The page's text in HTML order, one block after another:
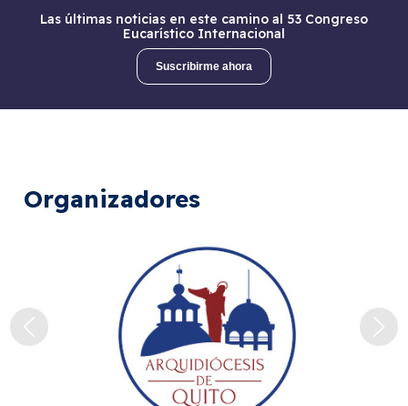
Las últimas noticias en este camino al 53 Congreso
Eucarístico Internacional
Suscribirme ahora
Organizadores